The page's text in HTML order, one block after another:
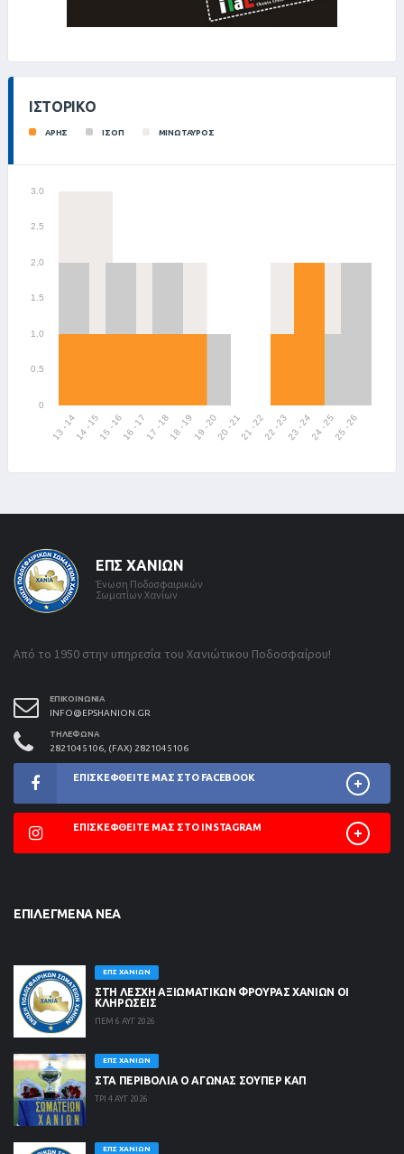
ΙΣΤΟΡΙΚΌ
ΑΡΗΣ ΙΣΟΠ ΜΙΝΩΤΑΥΡΟΣ
ΕΠΣ ΧΑΝΊΩΝ
Ένωση Ποδοσφαιρικών
Σωματίων Χανίων
Από το 1950 στην υπηρεσία του Χανιώτικου Ποδοσφαίρου!
ΕΠΙΚΟΙΝΩΝΊΑ
INFO@EPSHANION.GR
ΤΗΛΈΦΩΝΑ
2821045106, (FAX) 2821045106
ΕΠΙΣΚΕΦΘΕΊΤΕ ΜΑΣ ΣΤΟ FACEBOOK
ΕΠΙΣΚΕΦΘΕΊΤΕ ΜΑΣ ΣΤΟ INSTAGRAM
ΕΠΙΛΕΓΜΈΝΑ ΝΈΑ
ΕΠΣ ΧΑΝΊΩΝ
ΣΤΗ ΛΈΣΧΗ ΑΞΙΩΜΑΤΙΚΏΝ ΦΡΟΥΡΆΣ ΧΑΝΊΩΝ ΟΙ
ΚΛΗΡΏΣΕΙΣ
ΠΕΜ 6 ΑΥΓ 2026
ΕΠΣ ΧΑΝΊΩΝ
ΣΤΑ ΠΕΡΙΒΟΛΙΑ Ο ΑΓΩΝΑΣ ΣΟΥΠΕΡ ΚΑΠ
ΤΡΙ 4 ΑΥΓ 2026
ΕΠΣ ΧΑΝΊΩΝ